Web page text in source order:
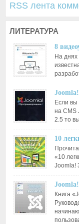
RSS лента
ЛИТЕРАТУРА
8
На днях
Если вы
на CMS
2.5 то
10
«10
Joomla!
Книга